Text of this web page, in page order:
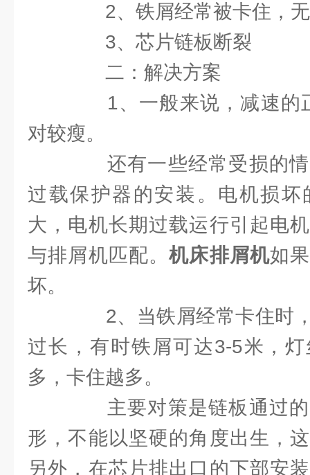
2、铁屑经常被卡住，无
3、芯片链板断裂
二：解决方案
1、一般来说，减速的
对较瘦。
还有一些经常受损的情
过载保护器的安装。电机损坏
大，电机长期过载运行引起电
与排屑机匹配。机床排屑机如
坏。
2、当铁屑经常卡住时，
过长，有时铁屑可达3-5米，
多，卡住越多。
主要对策是链板通过的
形，不能以坚硬的角度出生，
另外，在芯片排出口的下部安